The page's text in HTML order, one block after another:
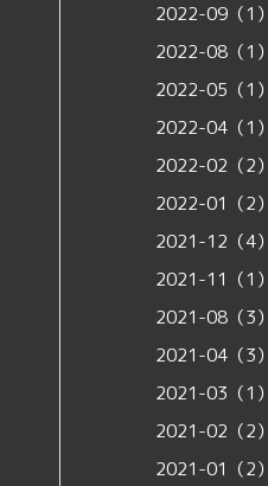
2022-09（1）
2022-08（1）
2022-05（1）
2022-04（1）
2022-02（2）
2022-01（2）
2021-12（4）
2021-11（1）
2021-08（3）
2021-04（3）
2021-03（1）
2021-02（2）
2021-01（2）